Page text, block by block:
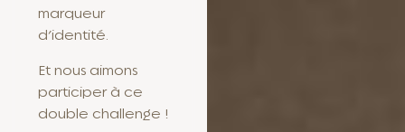
marqueur
d’identité.
Et nous aimons
participer à ce
double challenge !